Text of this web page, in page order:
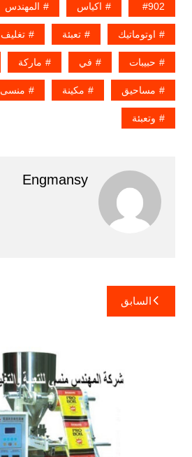
902 اكياس المهندس
اوتوماتيك تعبئة تغليف
حبيبات في ماركة
مساحيق مكينة منسى
وتعبئة
Engmansy
تصفّح
المقالات
السابق